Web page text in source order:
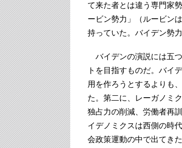
て来た者とは違う専門家
ービン勢力」（ルービン
持っていた。バイデン勢
バイデンの演説には五
トを目指すものだ。バイ
用を作ろうとするよりも
た。第二に、レーガノミ
独占力の削減、労働者再
イデノミクスは西側の時
会政策運動の中で出てき